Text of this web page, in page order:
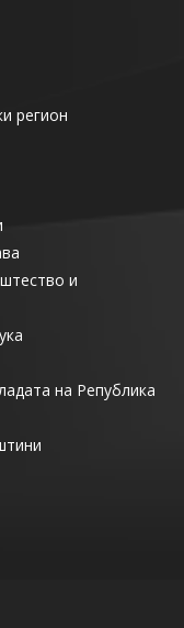
регион
и
на Република